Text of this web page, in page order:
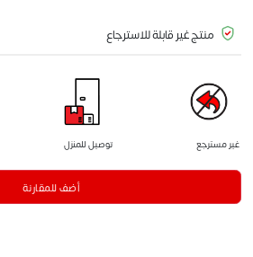
منتج غير قابلة للاسترجاع
غير مسترجع توصيل للمنزل
أضف للمقارنة